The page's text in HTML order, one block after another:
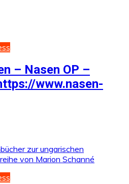
– Nasen OP –
www.nasen-